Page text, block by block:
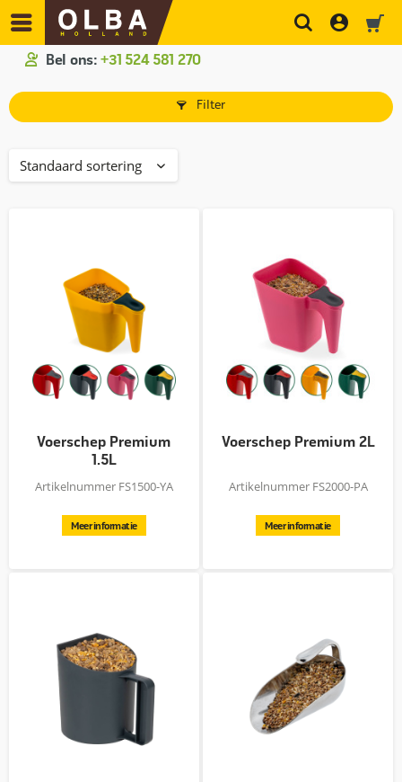
Bel ons: +31 524 581 270
Filter
Voerschep Premium
1.5L
Artikelnummer FS1500-YA
Meer informatie
Voerschep Premium 2L
Artikelnummer FS2000-PA
Meer informatie